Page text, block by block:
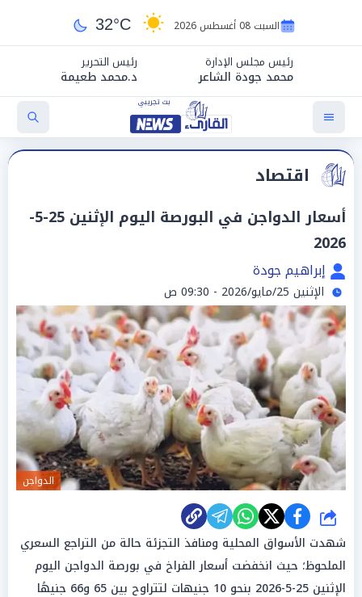
السبت 08 أغسطس 2026 32°C
رئيس مجلس الإدارة
محمد جودة الشاعر
رئيس التحرير
د.محمد طعيمة
اقتصاد
أسعار الدواجن في البورصة اليوم الإثنين 25-5-
2026
إبراهيم جودة
الإثنين 25/مايو/2026 - 09:30 ص
الدواجن
شارك
شهدت الأسواق المحلية ومنافذ التجزئة حالة من التراجع السعري
الملحوظ؛ حيث انخفضت أسعار الفراخ في بورصة الدواجن اليوم
الإثنين 25-5-2026 بنحو 10 جنيهات لتتراوح بين 65 و66 جنيهًا